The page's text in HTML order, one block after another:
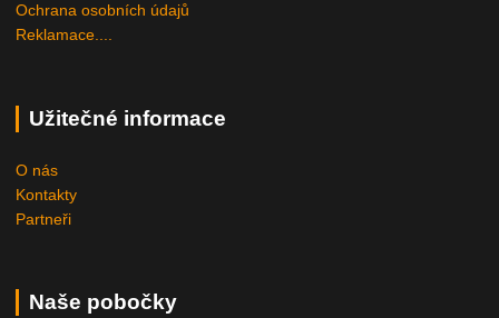
Ochrana osobních údajů
Reklamace....
Užitečné informace
O nás
Kontakty
Partneři
Naše pobočky